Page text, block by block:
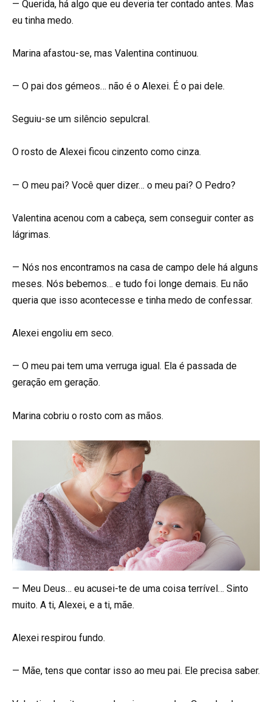
— Querida, há algo que eu deveria ter contado antes. Mas
eu tinha medo.
Marina afastou-se, mas Valentina continuou.
— O pai dos gémeos… não é o Alexei. É o pai dele.
Seguiu-se um silêncio sepulcral.
O rosto de Alexei ficou cinzento como cinza.
— O meu pai? Você quer dizer… o meu pai? O Pedro?
Valentina acenou com a cabeça, sem conseguir conter as
lágrimas.
— Nós nos encontramos na casa de campo dele há alguns
meses. Nós bebemos… e tudo foi longe demais. Eu não
queria que isso acontecesse e tinha medo de confessar.
Alexei engoliu em seco.
— O meu pai tem uma verruga igual. Ela é passada de
geração em geração.
Marina cobriu o rosto com as mãos.
— Meu Deus… eu acusei-te de uma coisa terrível… Sinto
muito. A ti, Alexei, e a ti, mãe.
Alexei respirou fundo.
— Mãe, tens que contar isso ao meu pai. Ele precisa saber.